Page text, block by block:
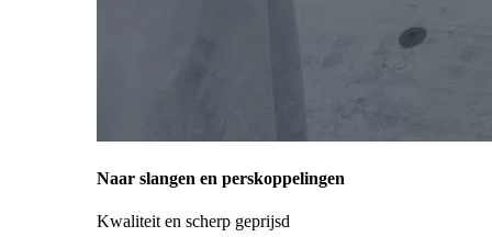
Naar slangen en perskoppelingen
Kwaliteit en scherp geprijsd